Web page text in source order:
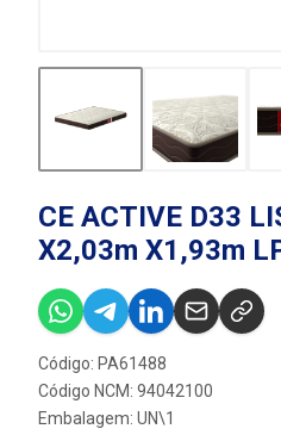
CE ACTIVE D33
X2,03m X1,93m
Código: PA61488
Código NCM: 94042100
Embalagem: UN\1